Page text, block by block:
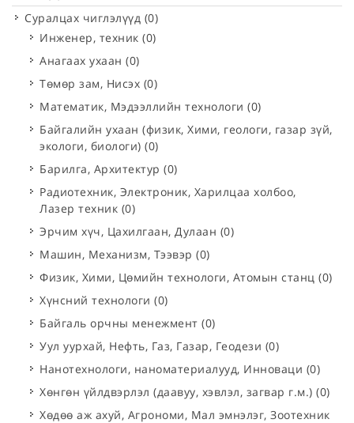
Суралцах чиглэлүүд (0)
Инженер, техник (0)
Анагаах ухаан (0)
Төмөр зам, Нисэх (0)
Математик, Мэдээллийн технологи (0)
Байгалийн ухаан (физик, Хими, геологи, газар зүй,
экологи, биологи) (0)
Барилга, Архитектур (0)
Радиотехник, Электроник, Харилцаа холбоо,
Лазер техник (0)
Эрчим хүч, Цахилгаан, Дулаан (0)
Машин, Механизм, Тээвэр (0)
Физик, Хими, Цөмийн технологи, Атомын станц (0)
Хүнсний технологи (0)
Байгаль орчны менежмент (0)
Уул уурхай, Нефть, Газ, Газар, Геодези (0)
Нанотехнологи, наноматериалууд, Инноваци (0)
Хөнгөн үйлдвэрлэл (даавуу, хэвлэл, загвар г.м.) (0)
Хөдөө аж ахуй, Агрономи, Мал эмнэлэг, Зоотехник